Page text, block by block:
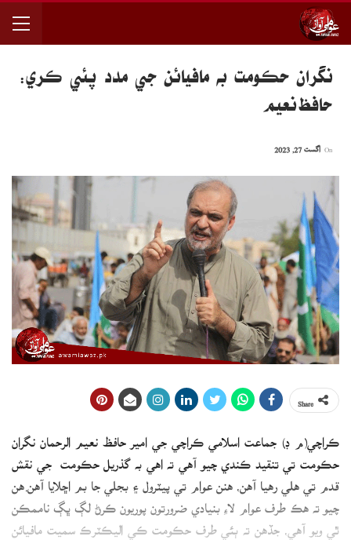
نگران حڪومت به مافيائن جي مدد پئي ڪري:
حافظ نعيم
اگست 27, 2023
ڪراچي(م ڊ) جماعت اسلامي ڪراچي جي امير حافظ نعيم الرحمان نگران
حڪومت تي تنقيد ڪندي چيو آهي ته اهي به گذريل حڪومت جي نقش
قدم تي هلي رهيا آهن، هنن عوام تي پيٽرول ۽ بجلي جا بم اڇلايا آهن.هن
چيو ته هڪ طرف عوام لاءِ بنيادي ضرورتون پوريون ڪرڻ لڳ ڀڳ ناممڪن
ٿي ويو آهي، جڏهن ته ٻئي طرف حڪومت ڪي اليڪٽرڪ سميت مافيائن